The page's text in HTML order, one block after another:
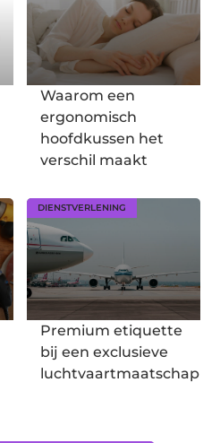
Waarom een
ergonomisch
hoofdkussen het
verschil maakt
DIENSTVERLENING
Premium etiquette
bij een exclusieve
luchtvaartmaatschappij